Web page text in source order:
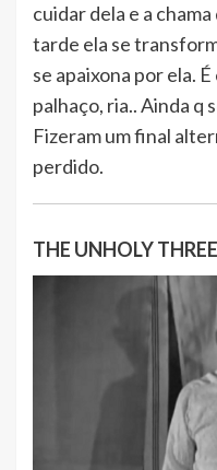
cuidar dela e a
tarde ela se
se apaixona por ela.
palhaço, ria.. Ainda q
Fizeram um final
perdido.
THE UNHOLY